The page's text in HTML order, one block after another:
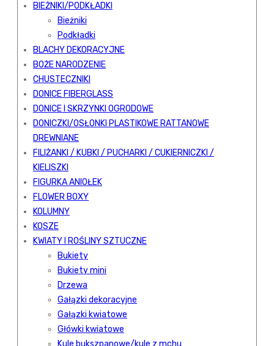
BIEŻNIKI/PODKŁADKI
Bieżniki
Podkładki
BLACHY DEKORACYJNE
BOŻE NARODZENIE
CHUSTECZNIKI
DONICE FIBERGLASS
DONICE I SKRZYNKI OGRODOWE
DONICZKI/OSŁONKI PLASTIKOWE RATTANOWE
DREWNIANE
FILIŻANKI / KUBKI / PUCHARKI / CUKIERNICZKI /
KIELISZKI
FIGURKA ANIOŁEK
FLOWER BOXY
KOLUMNY
KOSZE
KWIATY I ROŚLINY SZTUCZNE
Bukiety
Bukiety mini
Drzewa
Gałązki dekoracyjne
Gałązki kwiatowe
Główki kwiatowe